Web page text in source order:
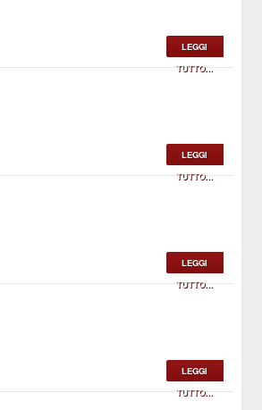
LEGGI
TUTTO...
LEGGI
TUTTO...
LEGGI
TUTTO...
LEGGI
TUTTO...